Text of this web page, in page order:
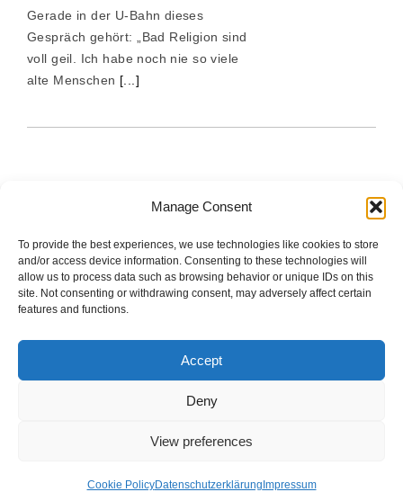
Manage Consent
To provide the best experiences, we use technologies like cookies to store
and/or access device information. Consenting to these technologies will
allow us to process data such as browsing behavior or unique IDs on this
site. Not consenting or withdrawing consent, may adversely affect certain
features and functions.
Accept
Deny
View preferences
Cookie PolicyDatenschutzerklärung Impressum
Gerade in der U-Bahn dieses
Gespräch gehört: „Bad Religion sind
voll geil. Ich habe noch nie so viele
alte Menschen [...]
The good stuff is on Spotify.
Impressum
Datenschutzerklärung
Cookie Policy (EU)